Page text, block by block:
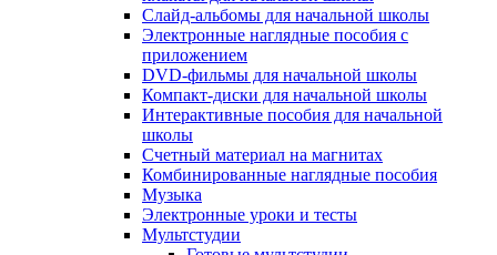
Слайд-альбомы для начальной школы
Электронные наглядные пособия с
приложением
DVD-фильмы для начальной школы
Компакт-диски для начальной школы
Интерактивные пособия для начальной
школы
Счетный материал на магнитах
Комбинированные наглядные пособия
Музыка
Электронные уроки и тесты
Мультстудии